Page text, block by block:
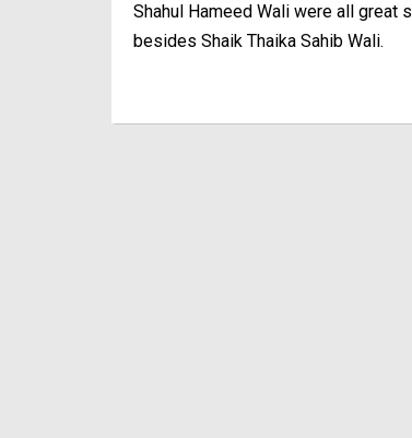
Shahul Hameed Wali were all great
besides Shaik Thaika Sahib Wali.